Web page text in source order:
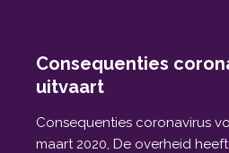
Consequenties
uitvaart
Consequenties coronavirus
maart 2020, De overheid